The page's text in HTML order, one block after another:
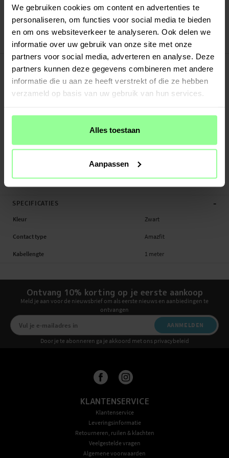
We gebruiken cookies om content en advertenties te
personaliseren, om functies voor social media te bieden
en om ons websiteverkeer te analyseren. Ook delen we
informatie over uw gebruik van onze site met onze
partners voor social media, adverteren en analyse. Deze
partners kunnen deze gegevens combineren met andere
informatie die u aan ze heeft verstrekt of die ze hebben
verzameld op basis van uw gebruik van hun services.
Alles toestaan
Aanpassen
Veilig betalen met Klarna of Paypal
30 dagen retourrecht
Art number:62748
PRODUCTBESCHRIJVING -
Oplaadkabel met magnetisch dockingstation voor de Amazfit GTR 3, GTR 3 Pro.
Ontworpen om je smartwatch snel en veilig op te laden, houdt de sterke
magneet het horloge stevig op zijn plaats voor eenvoudig en comfortabel
De kabel is uitgerust met geavanceerde veiligheidsfuncties, waaronder
levensduur als een hoge veiligheid garandeert. Bovendien ondersteunt het
snelle oplading terwijl het een lage bedrijfstemperatuur handhaaft.
Aans...Meer
SPECIFICATIES -
Kleur Zwart
Contact type Amazfit
Kabellengte 1 meter
Ontvang 10% korting op je eerste aankoop
Meld je aan voor de nieuwsbrief om als eerste nieuws en aanbiedingen te
ontvangen
AANMELDEN
Door je te abonneren ga je akkoord met ons privacybeleid
KLANTENSERVICE
Klantenservice
Leveringsinformatie
Retourneren, ruilen & klachten
Veelgestelde vragen
Algemene voorwaarden